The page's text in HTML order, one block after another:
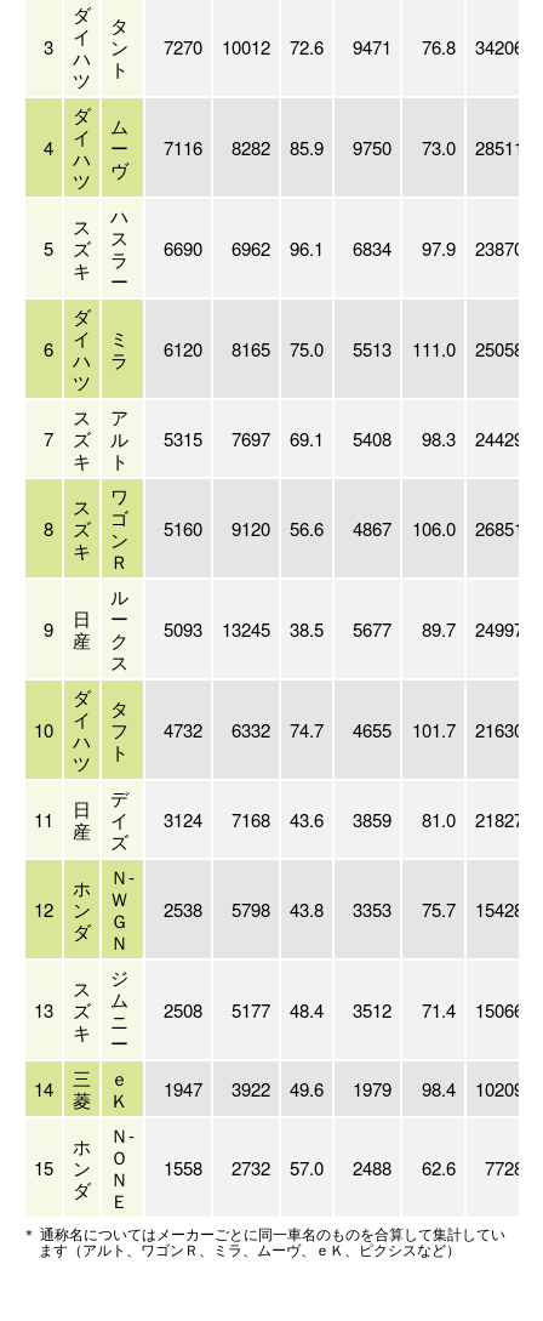
3
ダ
イ
ハ
ツ
タ
ン
ト
7270 10012 72.6 9471 76.8 34206
4
ダ
イ
ハ
ツ
ム
ー
ヴ
7116 8282 85.9 9750 73.0 28511
5
ス
ズ
キ
ハ
ス
ラ
ー
6690 6962 96.1 6834 97.9 23870
6
ダ
イ
ハ
ツ
ミ
ラ
6120 8165 75.0 5513 111.0 25058
7
ス
ズ
キ
ア
ル
ト
5315 7697 69.1 5408 98.3 24429
8
ス
ズ
キ
ワ
ゴ
ン
Ｒ
5160 9120 56.6 4867 106.0 26851
9
日
産
ル
ー
ク
ス
5093 13245 38.5 5677 89.7 24997
10
ダ
イ
ハ
ツ
タ
フ
ト
4732 6332 74.7 4655 101.7 21630
11
日
産
デ
イ
ズ
3124 7168 43.6 3859 81.0 21827
12
ホ
ン
ダ
Ｎ-
Ｗ
Ｇ
Ｎ
2538 5798 43.8 3353 75.7 15428
13
ス
ズ
キ
ジ
ム
ニ
ー
2508 5177 48.4 3512 71.4 15066
14
三
菱
ｅ
Ｋ
1947 3922 49.6 1979 98.4 10209
15
ホ
ン
ダ
Ｎ-
Ｏ
Ｎ
Ｅ
1558 2732 57.0 2488 62.6 7728
＊ 通称名についてはメーカーごとに同一車名のものを合算して集計してい
ます（アルト、ワゴンＲ、ミラ、ムーヴ、ｅＫ、ピクシスなど）